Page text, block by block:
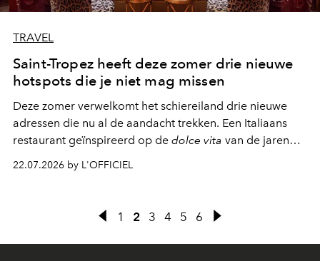
TRAVEL
Saint-Tropez heeft deze zomer drie nieuwe
hotspots die je niet mag missen
Deze zomer verwelkomt het schiereiland drie nieuwe
adressen die nu al de aandacht trekken. Een Italiaans
restaurant geïnspireerd op de dolce vita van de jaren
zestig, een Japanse hotspot die na zonsondergang
verandert in een bruisende ontmoetingsplek en de
neerstrijkt in Saint-Tropez. Dit zijn de nieuwe adressen
die deze zomer de toon zetten, van lange lunches tot
zwoele nachten.
22.07.2026 by L'OFFICIEL
1 2 3 4 5 6